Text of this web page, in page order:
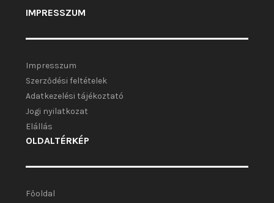
IMPRESSZUM
Impresszum
Szerződési feltételek
Adatkezelési tájékoztató
Jogi nyilatkozat
Elállás
OLDALTÉRKÉP
Főoldal